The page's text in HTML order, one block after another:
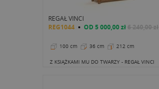
REGAŁ VINCI
REG1044 OD 5 000,00 zł6 240,00 zł
100 cm 36 cm 212 cm
Z KSIĄŻKAMI MU DO TWARZY - REGAŁ VINCI